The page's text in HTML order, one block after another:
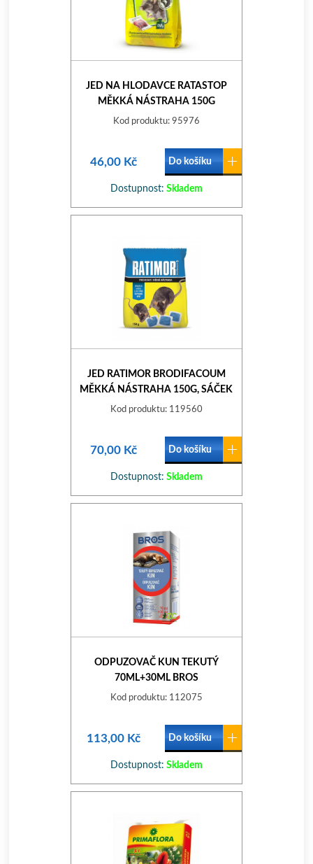
JED NA HLODAVCE RATASTOP
MĚKKÁ NÁSTRAHA 150G
Kod produktu: 95976
46,00 Kč Do košíku
Dostupnost: Skladem
JED RATIMOR BRODIFACOUM
MĚKKÁ NÁSTRAHA 150G, SÁČEK
Kod produktu: 119560
70,00 Kč Do košíku
Dostupnost: Skladem
ODPUZOVAČ KUN TEKUTÝ
70ML+30ML BROS
Kod produktu: 112075
113,00 Kč Do košíku
Dostupnost: Skladem